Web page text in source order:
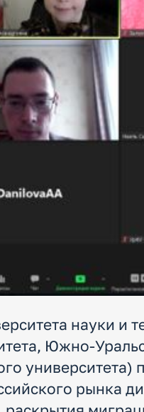
науки и
Южно-
рынка